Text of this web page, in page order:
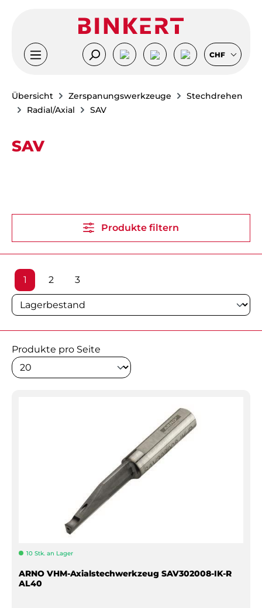
CHF
Übersicht Zerspanungswerkzeuge
Stechdrehen
Radial/Axial
SAV
SAV
Produkte filtern
Seite
1 Seite
2 Seite
3
Produkte pro Seite
10 Stk. an Lager
ARNO VHM-Axialstechwerkzeug SAV302008-IK-R
AL40